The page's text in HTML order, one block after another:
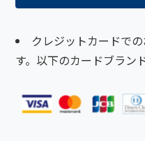
クレジットカードで
す。以下のカードブラン